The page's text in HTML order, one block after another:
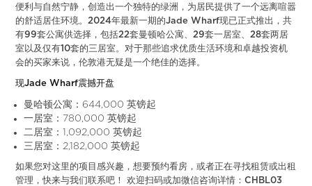
便利与自然宁静，创造出一个独特的绿洲，为居民提供了一个远离喧嚣
的舒适居住环境。2024年最新一期的Jade Wharf现已正式推出，共
有99套公寓供选择，包括22套曼顿哈公寓、29套一居室、28套两居
室以及仅有10套的三居室。对于那些追求优质生活环境和卓越投资机
会的买家来说，伦敦港无疑是一个绝佳的选择。
现Jade Wharf震撼开盘
曼哈顿公寓：644,000 英镑起
一居室：780,000 英镑起
二居室：1,092,000 英镑起
三居室：2,182,000 英镑起
如果您对这里的项目感兴趣，想要预约看房，或者正在寻找租赁或出租
管理，快来与我们联系吧！ 欢迎扫码或加微信咨询详情：CHBL03